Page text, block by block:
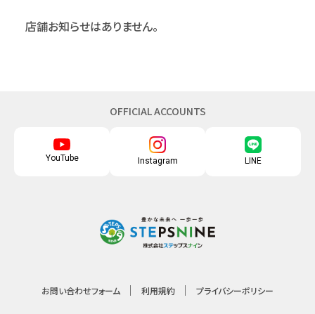
店舗お知らせはありません。
OFFICIAL ACCOUNTS
YouTube Instagram LINE
お問い合わせフォーム 利用規約 プライバシーポリシー